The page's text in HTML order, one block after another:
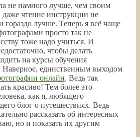
не намного лучше, чем своим
чтение инструкции не
гораздо лучше. Теперь я всё чаще
просто так не
тоже надо учиться. И
чтобы делать
на курсы обучения
Наверное, единственным выходом
онлайн. Ведь так
красиво! Тем более это
как я, любящего
блог о путешествиях. Ведь
рассказать об интересных
но и показать их другим